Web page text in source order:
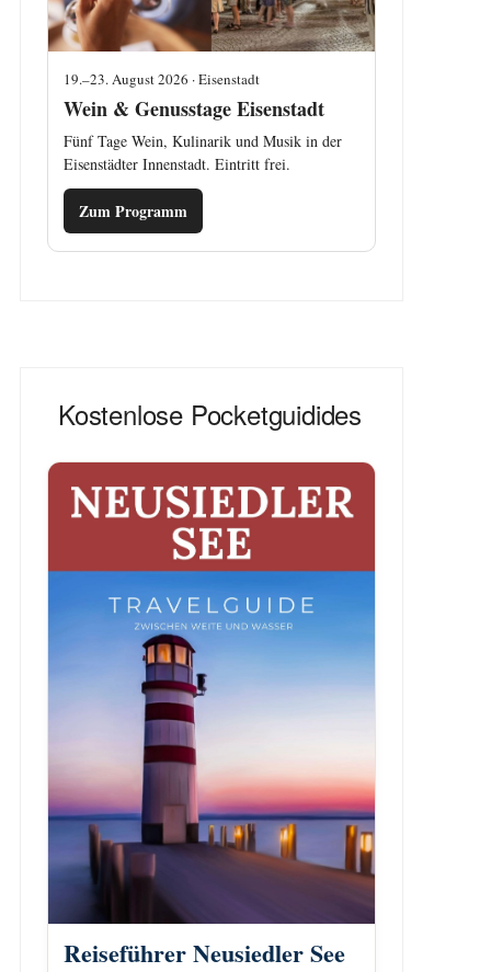
19.–23. August 2026 · Eisenstadt
Wein & Genusstage Eisenstadt
Fünf Tage Wein, Kulinarik und Musik in der
Eisenstädter Innenstadt. Eintritt frei.
Zum Programm
Kostenlose Pocketguidides
Reiseführer Neusiedler See